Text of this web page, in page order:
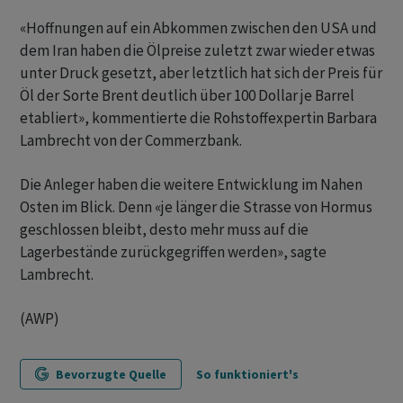
«Hoffnungen auf ein Abkommen zwischen den USA und
dem Iran haben die Ölpreise zuletzt zwar wieder etwas
unter Druck gesetzt, aber letztlich hat sich der Preis für
Öl der Sorte Brent deutlich über 100 Dollar je Barrel
etabliert», kommentierte die Rohstoffexpertin Barbara
Lambrecht von der Commerzbank.
Die Anleger haben die weitere Entwicklung im Nahen
Osten im Blick. Denn «je länger die Strasse von Hormus
geschlossen bleibt, desto mehr muss auf die
Lagerbestände zurückgegriffen werden», sagte
Lambrecht.
(AWP)
Bevorzugte Quelle So funktioniert's